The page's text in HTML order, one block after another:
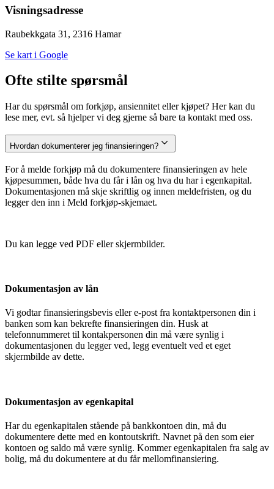
Visningsadresse
Raubekkgata 31, 2316 Hamar
Se kart i Google
Ofte stilte spørsmål
Har du spørsmål om forkjøp, ansiennitet eller kjøpet? Her kan du
lese mer, evt. så hjelper vi deg gjerne så bare ta kontakt med oss.
Hvordan dokumenterer jeg finansieringen?
For å melde forkjøp må du dokumentere finansieringen av hele
kjøpesummen, både hva du får i lån og hva du har i egenkapital.
Dokumentasjonen må skje skriftlig og innen meldefristen, og du
legger den inn i Meld forkjøp-skjemaet.
Du kan legge ved PDF eller skjermbilder.
Dokumentasjon av lån
Vi godtar finansieringsbevis eller e-post fra kontaktpersonen din i
banken som kan bekrefte finansieringen din. Husk at
telefonnummeret til kontakpersonen din må være synlig i
dokumentasjonen du legger ved, legg eventuelt ved et eget
skjermbilde av dette.
Dokumentasjon av egenkapital
Har du egenkapitalen stående på bankkontoen din, må du
dokumentere dette med en kontoutskrift. Navnet på den som eier
kontoen og saldo må være synlig. Kommer egenkapitalen fra salg av
bolig, må du dokumentere at du får mellomfinansiering.